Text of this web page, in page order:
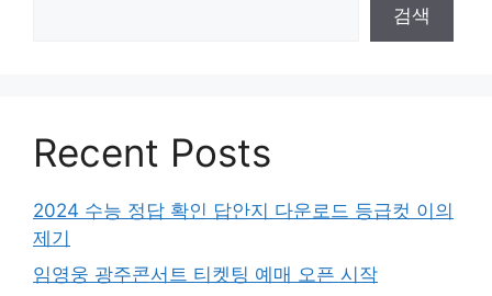
검색
Recent Posts
2024 수능 정답 확인 답안지 다운로드 등급컷 이의
제기
임영웅 광주콘서트 티켓팅 예매 오픈 시작